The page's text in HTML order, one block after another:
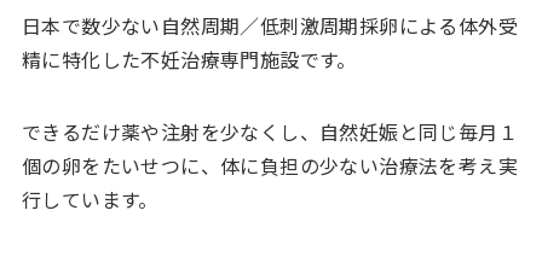
日本で数少ない自然周期／低刺激周期採卵による体外受
精に特化した不妊治療専門施設です。
できるだけ薬や注射を少なくし、自然妊娠と同じ毎月１
個の卵をたいせつに、体に負担の少ない治療法を考え実
行しています。